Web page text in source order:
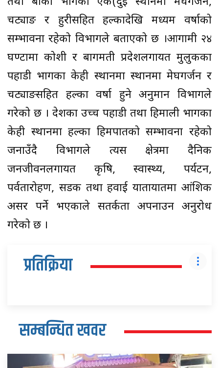
चट्याङ र हुरीसहित हल्कादेखि मध्यम वर्षाको
सम्भावना रहेको विभागले बताएको छ ।आगामी २४
घण्टामा कोशी र बागमती प्रदेशलगायत मुलुकका
पहाडी भागका केही स्थानमा स्थानमा मेघगर्जन र
चट्याङसहित हल्का वर्षा हुने अनुमान विभागले
गरेको छ । देशका उच्च पहाडी तथा हिमाली भागका
केही स्थानमा हल्का हिमपातको सम्भावना रहेको
जनाउँदै विभागले त्यस क्षेत्रमा दैनिक
जनजीवनलगायत कृषि, स्वास्थ्य, पर्यटन,
पर्वतारोहण, सडक तथा हवाई यातायातमा आंशिक
असर पर्ने भएकाले सतर्कता अपनाउन अनुरोध
गरेको छ ।
प्रतिक्रिया
सम्बन्धित खवर